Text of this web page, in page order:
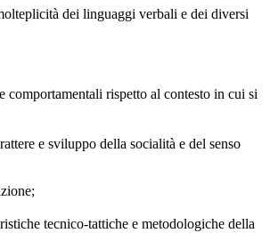
dei linguaggi verbali e dei diversi
comportamentali rispetto al contesto in cui si
e sviluppo della socialità e del senso
tecnico-tattiche e metodologiche della